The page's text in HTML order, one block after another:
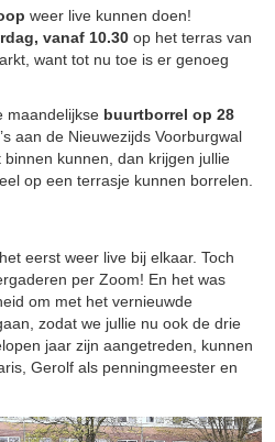
weer live kunnen doen!
vanaf 10.30 op het terras van
want tot nu toe is er genoeg
maandelijkse buurtborrel op 28
aan de Nieuwezijds Voorburgwal
kunnen, dan krijgen jullie
op een terrasje kunnen borrelen.
eerst weer live bij elkaar. Toch
per Zoom! En het was
om met het vernieuwde
zodat we jullie nu ook de drie
jaar zijn aangetreden, kunnen
Gerolf als penningmeester en